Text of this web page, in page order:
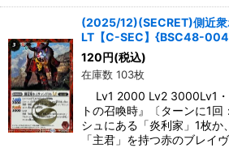
(2025/12)(SECRET)側近衆
LT【C-SEC】{BSC48-
120 円(税込)
在庫数 103枚
Lv1 2000 Lv2 3000Lv1・
トの召喚時』〔ターンに1
シュにある「炎利家」1枚か
「主君」を持つ赤のブレイ